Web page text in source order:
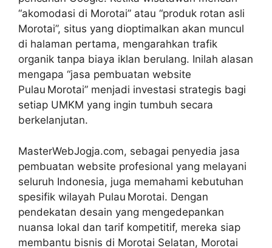
“akomodasi di Morotai” atau “produk rotan asli
Morotai”, situs yang dioptimalkan akan muncul
di halaman pertama, mengarahkan trafik
organik tanpa biaya iklan berulang. Inilah alasan
mengapa “jasa pembuatan website
Pulau Morotai” menjadi investasi strategis bagi
setiap UMKM yang ingin tumbuh secara
berkelanjutan.
MasterWebJogja.com, sebagai penyedia jasa
pembuatan website profesional yang melayani
seluruh Indonesia, juga memahami kebutuhan
spesifik wilayah Pulau Morotai. Dengan
pendekatan desain yang mengedepankan
nuansa lokal dan tarif kompetitif, mereka siap
membantu bisnis di Morotai Selatan, Morotai